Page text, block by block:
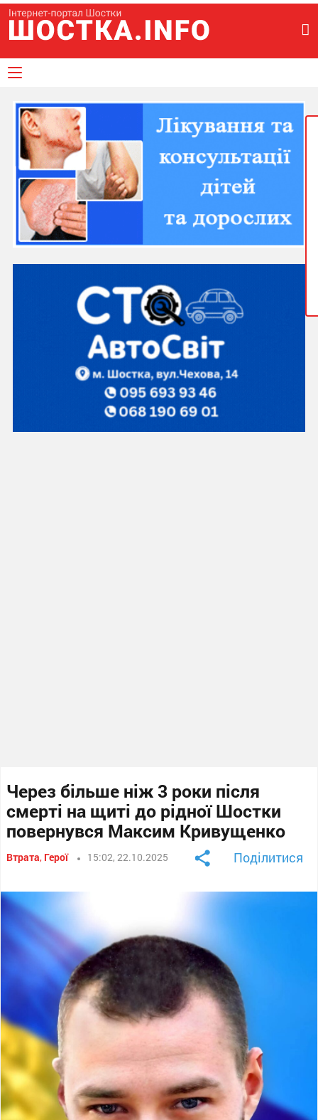
Через більше ніж 3 роки після
смерті на щиті до рідної Шостки
повернувся Максим Кривущенко
Втрата, Герої 15:02, 22.10.2025 Поділитися